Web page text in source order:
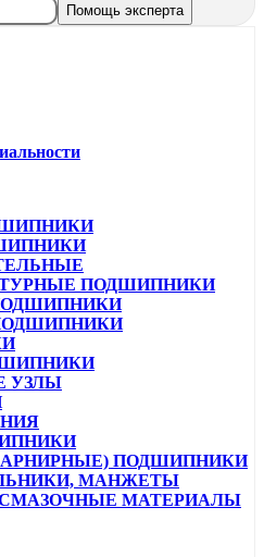
ПОДШИПНИКИ
УЗЛЫ
ПОДШИПНИКИ
МАНЖЕТЫ
МАТЕРИАЛЫ